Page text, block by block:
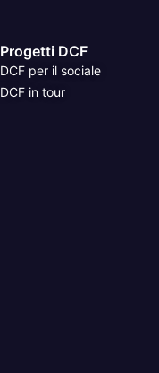
Progetti DCF
DCF per il sociale
DCF in tour